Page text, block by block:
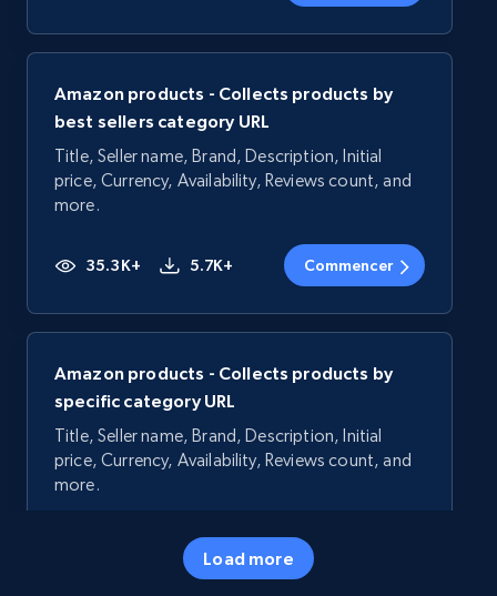
Amazon products - Collects products by
best sellers category URL
Title, Seller name, Brand, Description, Initial
price, Currency, Availability, Reviews count, and
more.
35.3K+ 5.7K+ Commencer
Amazon products - Collects products by
specific category URL
Title, Seller name, Brand, Description, Initial
price, Currency, Availability, Reviews count, and
more.
5.7K+ Commencer
Load more